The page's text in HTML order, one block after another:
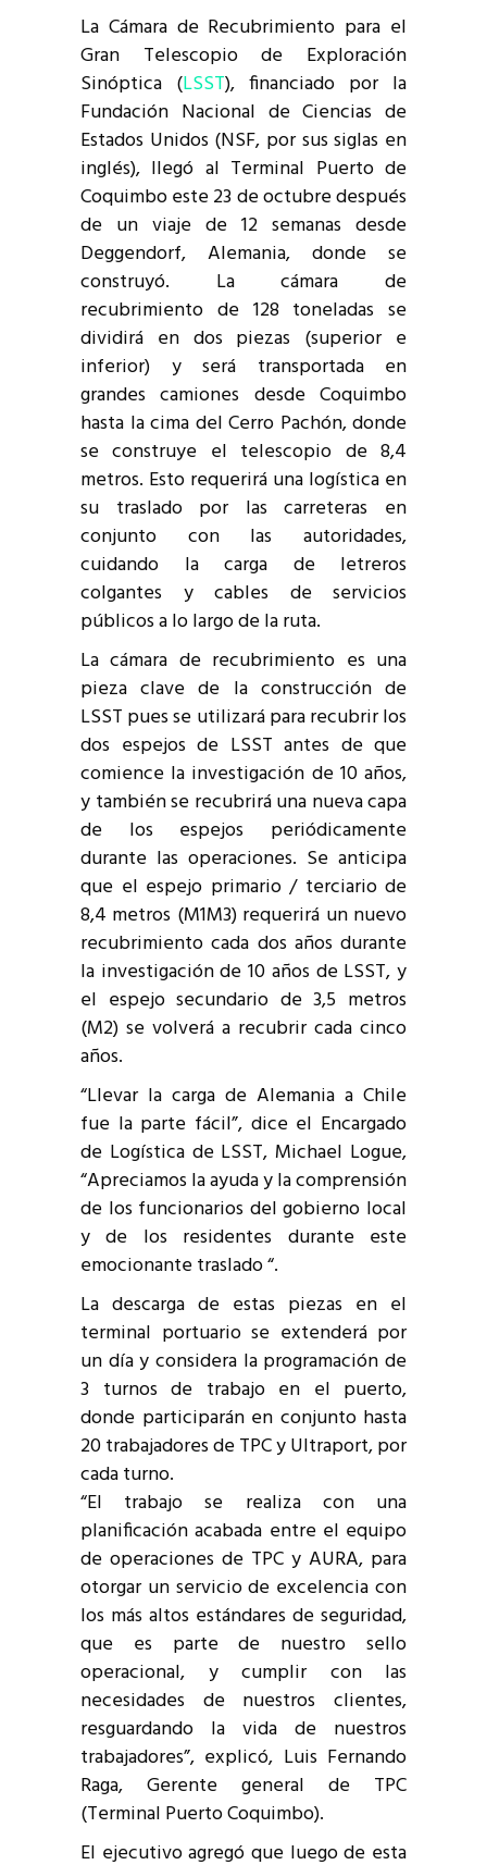
La Cámara de Recubrimiento para el
Gran Telescopio de Exploración
Sinóptica (LSST), financiado por la
Fundación Nacional de Ciencias de
Estados Unidos (NSF, por sus siglas en
inglés), llegó al Terminal Puerto de
Coquimbo este 23 de octubre después
de un viaje de 12 semanas desde
Deggendorf, Alemania, donde se
construyó. La cámara de
recubrimiento de 128 toneladas se
dividirá en dos piezas (superior e
inferior) y será transportada en
grandes camiones desde Coquimbo
hasta la cima del Cerro Pachón, donde
se construye el telescopio de 8,4
metros. Esto requerirá una logística en
su traslado por las carreteras en
conjunto con las autoridades,
cuidando la carga de letreros
colgantes y cables de servicios
públicos a lo largo de la ruta.
La cámara de recubrimiento es una
pieza clave de la construcción de
LSST pues se utilizará para recubrir los
dos espejos de LSST antes de que
comience la investigación de 10 años,
y también se recubrirá una nueva capa
de los espejos periódicamente
durante las operaciones. Se anticipa
que el espejo primario / terciario de
8,4 metros (M1M3) requerirá un nuevo
recubrimiento cada dos años durante
la investigación de 10 años de LSST, y
el espejo secundario de 3,5 metros
(M2) se volverá a recubrir cada cinco
años.
“Llevar la carga de Alemania a Chile
fue la parte fácil”, dice el Encargado
de Logística de LSST, Michael Logue,
“Apreciamos la ayuda y la comprensión
de los funcionarios del gobierno local
y de los residentes durante este
emocionante traslado “.
La descarga de estas piezas en el
terminal portuario se extenderá por
un día y considera la programación de
3 turnos de trabajo en el puerto,
donde participarán en conjunto hasta
20 trabajadores de TPC y Ultraport, por
cada turno.
“El trabajo se realiza con una
planificación acabada entre el equipo
de operaciones de TPC y AURA, para
otorgar un servicio de excelencia con
los más altos estándares de seguridad,
que es parte de nuestro sello
operacional, y cumplir con las
necesidades de nuestros clientes,
resguardando la vida de nuestros
trabajadores”, explicó, Luis Fernando
Raga, Gerente general de TPC
(Terminal Puerto Coquimbo).
El ejecutivo agregó que luego de esta